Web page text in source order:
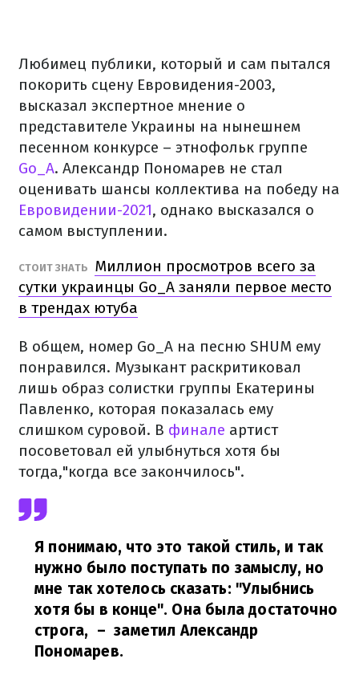
Любимец публики, который и сам пытался
покорить сцену Евровидения-2003,
высказал экспертное мнение о
представителе Украины на нынешнем
песенном конкурсе – этнофольк группе
Go_A. Александр Пономарев не стал
оценивать шансы коллектива на победу на
Евровидении-2021, однако высказался о
самом выступлении.
СТОИТ ЗНАТЬ
Миллион просмотров всего за
сутки украинцы Go_A заняли первое место
в трендах ютуба
В общем, номер Go_A на песню SHUM ему
понравился. Музыкант раскритиковал
лишь образ солистки группы Екатерины
Павленко, которая показалась ему
слишком суровой. В финале артист
посоветовал ей улыбнуться хотя бы
тогда,"когда все закончилось".
Я понимаю, что это такой стиль, и так
нужно было поступать по замыслу, но
мне так хотелось сказать: "Улыбнись
хотя бы в конце". Она была достаточно
строга, – заметил Александр
Пономарев.